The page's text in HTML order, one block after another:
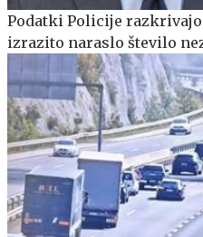
Podatki Policije
izrazito naraslo število